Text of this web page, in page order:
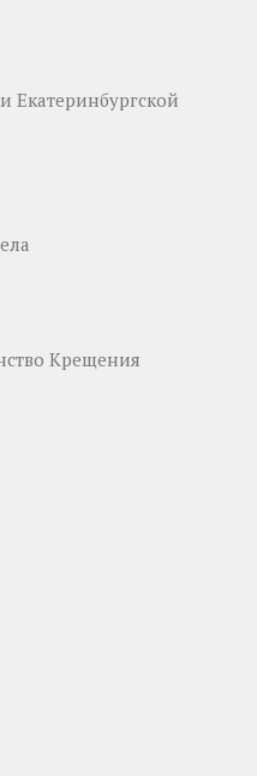
Крещения